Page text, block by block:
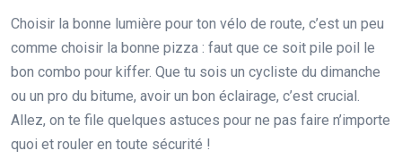
Choisir la bonne lumière pour ton vélo de route, c’est un peu
comme choisir la bonne pizza : faut que ce soit pile poil le
bon combo pour kiffer. Que tu sois un cycliste du dimanche
ou un pro du bitume, avoir un bon éclairage, c’est crucial.
Allez, on te file quelques astuces pour ne pas faire n’importe
quoi et rouler en toute sécurité !